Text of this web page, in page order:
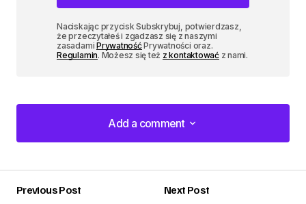
Naciskając przycisk Subskrybuj, potwierdzasz,
że przeczytałeś i zgadzasz się z naszymi
zasadamiPrywatnośćPrywatności oraz.
Regulamin. Możesz się też z kontaktowaćz nami.
Add a comment
Add a comment
Previous Post
Next Post